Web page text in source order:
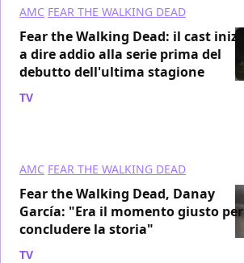
AMC FEAR THE WALKING DEAD
Fear the Walking Dead: il cast inizia
a dire addio alla serie prima del
debutto dell'ultima stagione
TV
AMC FEAR THE WALKING DEAD
Fear the Walking Dead, Danay
García: "Era il momento giusto per
concludere la storia"
TV